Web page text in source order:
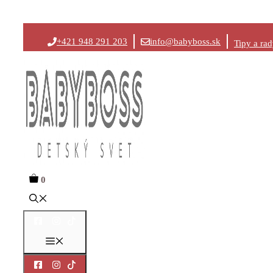
na
+421 948 291 203 info@babyboss.sk Tipy a
0